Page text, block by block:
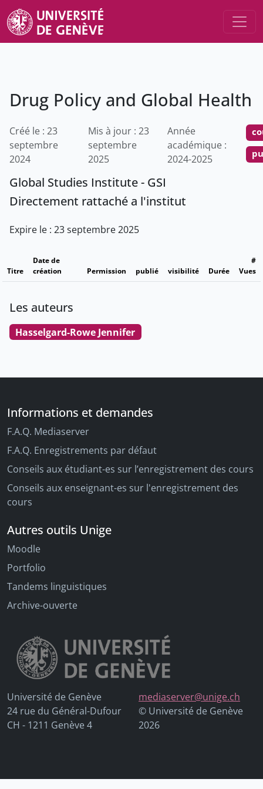
Drug Policy and Global Health
Créé le : 23
septembre
2024
Mis à jour : 23
septembre
2025
Année
académique :
2024-2025
Global Studies Institute - GSI
Directement rattaché a l'institut
Expire le : 23 septembre 2025
Titre
Date de
création
Permission publié visibilité Durée
#
Vues
Les auteurs
Hasselgard-Rowe Jennifer
Informations et demandes
F.A.Q. Mediaserver
F.A.Q. Enregistrements par défaut
Conseils aux étudiant-es sur l’enregistrement des cours
Conseils aux enseignant-es sur l'enregistrement des
cours
Autres outils Unige
Moodle
Portfolio
Tandems linguistiques
Archive-ouverte
Université de Genève
24 rue du Général-Dufour
CH - 1211 Genève 4
mediaserver@unige.ch
© Université de Genève
2026